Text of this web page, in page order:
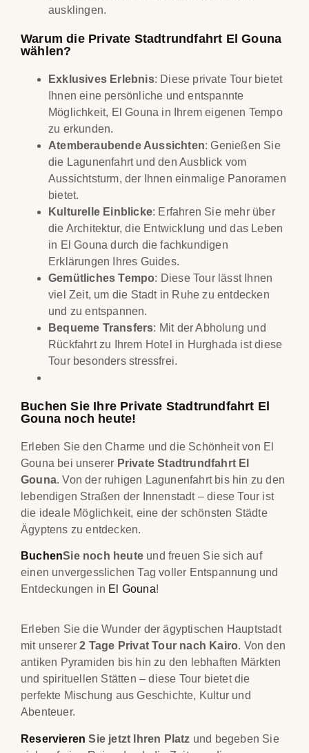
ausklingen.
Warum die Private Stadtrundfahrt El Gouna
wählen?
Exklusives Erlebnis: Diese private Tour bietet
Ihnen eine persönliche und entspannte
Möglichkeit, El Gouna in Ihrem eigenen Tempo
zu erkunden.
Atemberaubende Aussichten: Genießen Sie
die Lagunenfahrt und den Ausblick vom
Aussichtsturm, der Ihnen einmalige Panoramen
bietet.
Kulturelle Einblicke: Erfahren Sie mehr über
die Architektur, die Entwicklung und das Leben
in El Gouna durch die fachkundigen
Erklärungen Ihres Guides.
Gemütliches Tempo: Diese Tour lässt Ihnen
viel Zeit, um die Stadt in Ruhe zu entdecken
und zu entspannen.
Bequeme Transfers: Mit der Abholung und
Rückfahrt zu Ihrem Hotel in Hurghada ist diese
Tour besonders stressfrei.
Buchen Sie Ihre Private Stadtrundfahrt El
Gouna noch heute!
Erleben Sie den Charme und die Schönheit von El
Gouna bei unserer Private Stadtrundfahrt El
Gouna. Von der ruhigen Lagunenfahrt bis hin zu den
lebendigen Straßen der Innenstadt – diese Tour ist
die ideale Möglichkeit, eine der schönsten Städte
Ägyptens zu entdecken.
BuchenSie noch heute und freuen Sie sich auf
einen unvergesslichen Tag voller Entspannung und
Entdeckungen in El Gouna!
Erleben Sie die Wunder der ägyptischen Hauptstadt
mit unserer2 Tage Privat Tour nach Kairo. Von den
antiken Pyramiden bis hin zu den lebhaften Märkten
und spirituellen Stätten – diese Tour bietet die
perfekte Mischung aus Geschichte, Kultur und
Abenteuer.
Reservieren Sie jetzt Ihren Platz und begeben Sie